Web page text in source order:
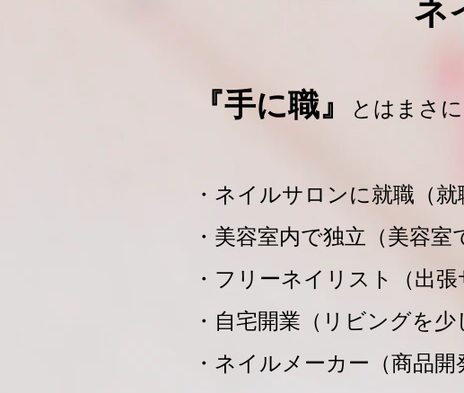
ネ
『手に職』 とはまさに
・ネイルサロンに就職（就
・美容室内で独立（美容
・フリーネイリスト（出
・自宅開業（リビングを
・ネイルメーカー（商品